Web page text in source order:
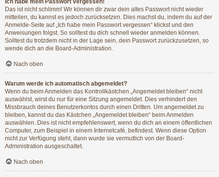
Das ist nicht schlimm! Wir können dir zwar dein altes Passwort nicht wieder
mitteilen, du kannst es jedoch zurücksetzen. Dies machst du, indem du auf der
Anmelde-Seite auf „Ich habe mein Passwort vergessen“ klickst und den
Anweisungen folgst. So solltest du dich schnell wieder anmelden können.
Solltest du trotzdem nicht in der Lage sein, dein Passwort zurückzusetzen, so
wende dich an die Board-Administration.
Nach oben
Warum werde ich automatisch abgemeldet?
Wenn du beim Anmelden das Kontrollkästchen „Angemeldet bleiben“ nicht
auswählst, wirst du nur für eine Sitzung angemeldet. Dies verhindert den
Missbrauch deines Benutzerkontos durch einen Dritten. Um angemeldet zu
bleiben, kannst du das Kästchen „Angemeldet bleiben“ beim Anmelden
auswählen. Dies ist nicht empfehlenswert, wenn du dich an einem öffentlichen
Computer, zum Beispiel in einem Internetcafé, befindest. Wenn diese Option
nicht zur Verfügung steht, dann wurde sie vermutlich von der Board-
Administration ausgeschaltet.
Nach oben